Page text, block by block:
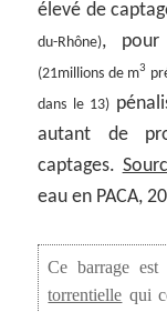
élevé de
du-Rhône), pour
(21millions de m3
dans le 13)
autant de
captages.
eau en PACA,
Ce barrage
torrentielle qui